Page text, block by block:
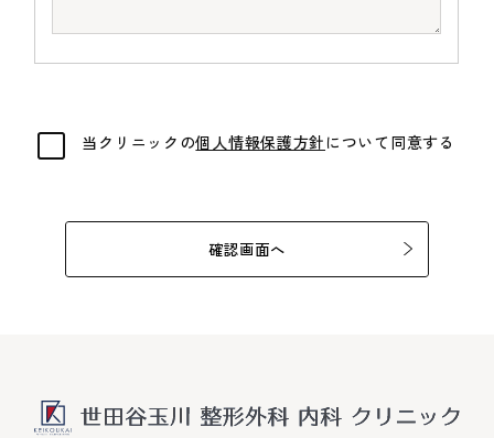
当クリニックの個人情報保護方針 について同意する